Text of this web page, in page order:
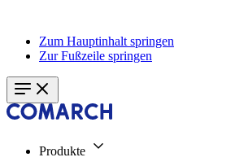
Zum Hauptinhalt springen
Zur Fußzeile springen
Produkte